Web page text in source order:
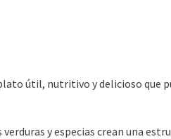
útil, nutritivo y delicioso
y especias crean una